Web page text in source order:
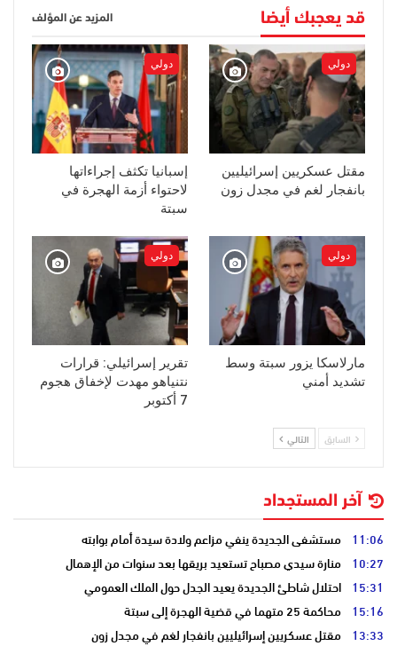
قد يعجبك أيضا المزيد عن المؤلف
دولي
مقتل عسكريين إسرائيليين
بانفجار لغم في مجدل زون
دولي
إسبانيا تكثف إجراءاتها
لاحتواء أزمة الهجرة في
سبتة
دولي
مارلاسكا يزور سبتة وسط
تشديد أمني
دولي
تقرير إسرائيلي: قرارات
نتنياهو مهدت لإخفاق هجوم
7 أكتوبر
السابق التالي
آخر المستجداد
11:06 مستشفى الجديدة ينفي مزاعم ولادة سيدة أمام بوابته
10:27 منارة سيدي مصباح تستعيد بريقها بعد سنوات من الإهمال
15:31 احتلال شاطئ الجديدة يعيد الجدل حول الملك العمومي
15:16 محاكمة 25 متهما في قضية الهجرة إلى سبتة
13:33 مقتل عسكريين إسرائيليين بانفجار لغم في مجدل زون